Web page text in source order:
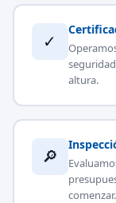
✓
altura.
🔎
comenzar.